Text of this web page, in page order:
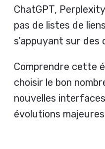
ChatGPT,
pas de listes de
s’appuyant sur
Comprendre cette
choisir le bon
nouvelles
évolutions